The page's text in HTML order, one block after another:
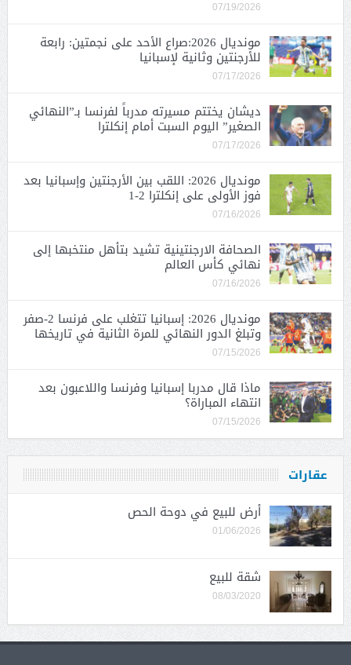
07/19/2026
مونديال 2026:صراع الأحد على نجمتين: رابعة
للأرجنتين وثانية لإسبانيا
07/17/2026
ديشان يختتم مسيرته مدرباً لفرنسا بـ”النهائي
الصغير” اليوم السبت أمام إنكلترا
07/17/2026
مونديال 2026: اللقب بين الأرجنتين وإسبانيا بعد
فوز الأولى على إنكلترا 2-1
07/16/2026
الصحافة الارجنتينية تشيد بتأهل منتخبها إلى
نهائي كأس العالم
07/16/2026
مونديال 2026: إسبانيا تتغلب على فرنسا 2-صفر
وتبلغ الدور النهائي للمرة الثانية في تاريخها
07/15/2026
ماذا قال مدربا إسبانيا وفرنسا واللاعبون بعد
انتهاء المباراة؟
07/15/2026
عقارات
أرض للبيع في دوحة الحص
01/06/2026
شقة للبيع
08/03/2020